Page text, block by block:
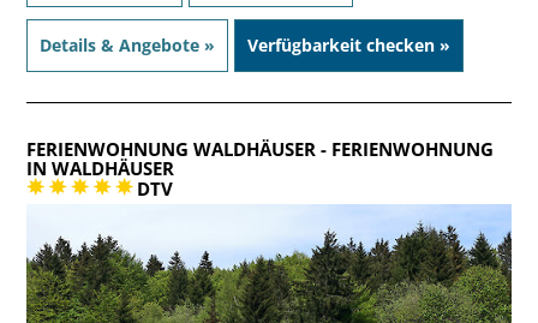
Details & Angebote » Verfügbarkeit checken »
FERIENWOHNUNG WALDHÄUSER - FERIENWOHNUNG
IN WALDHÄUSER
DTV